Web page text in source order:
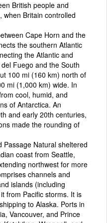
British people and
when Britain controlled
Cape Horn and the
the southern Atlantic
the Atlantic and
Fuego and the South
100 mi (160 km) north of
mi (1,000 km) wide. In
cool, humid, and
of Antarctica. An
and early 20th centuries,
made the rounding of
Passage Natural sheltered
coast from Seattle,
northwest for more
channels and
islands (including
from Pacific storms. It is
to Alaska. Ports in
Vancouver, and Prince